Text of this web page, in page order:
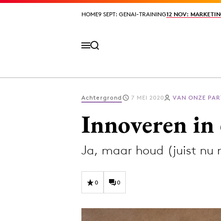
HOME9 SEPT: GENAI-TRAINING12 NOV:
HOME9 SEPT: GENAI-TRAINING12 NOV:
Diversiteit
Achtergrond 7 MEI 2020 VAN ONZE
Innoveren in
Ja, maar houd (juist nu
0 0